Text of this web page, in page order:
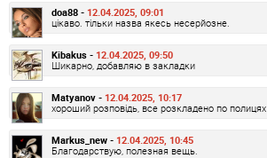
doa88 - 12.04.2025, 09:01
цікаво. тільки назва якесь несерйозне.
Kibakus - 12.04.2025, 09:50
Шикарно, добавляю в закладки
Matyanov - 12.04.2025, 10:17
хороший розповідь, все розкладено по полицях
Markus_new - 12.04.2025, 10:45
Благодарствую, полезная вещь.